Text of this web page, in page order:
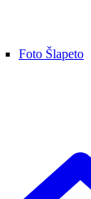
Foto Šlapeto